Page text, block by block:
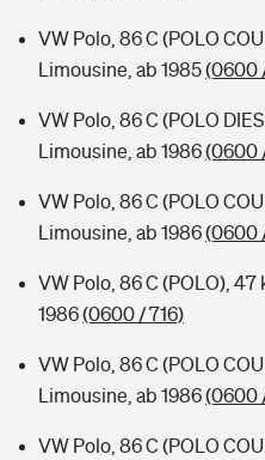
VW Polo, 86 C (POLO
Limousine, ab 1985(0600
VW Polo, 86 C (POLO
Limousine, ab 1986(0600
VW Polo, 86 C (POLO
Limousine, ab 1986(0600
VW Polo, 86 C (POLO),
1986(0600 / 716)
VW Polo, 86 C (POLO
Limousine, ab 1986(0600
VW Polo, 86 C (POLO